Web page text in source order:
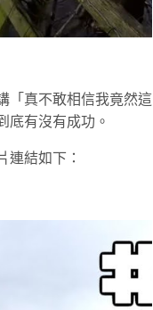
「真不敢相信我竟然這
底有沒有成功。
連結如下：